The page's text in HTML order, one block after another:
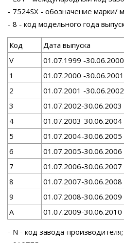
- 7524SX - обозначение марки/
- 8 - код модельного года
Код
Дата выпуска
V
01.07.1999 -30.06.2000
1
01.07.2000 -30.06.2001
2
01.07.2001 -30.06.2002
3
01.07.2002-30.06.2003
4
01.07.2003-30.06.2004
5
01.07.2004-30.06.2005
6
01.07.2005-30.06.2006
7
01.07.2006-30.06.2007
8
01.07.2007-30.06.2008
9
01.07.2008-30.06.2009
А
01.07.2009-30.06.2010
- N - код завода-производителя;